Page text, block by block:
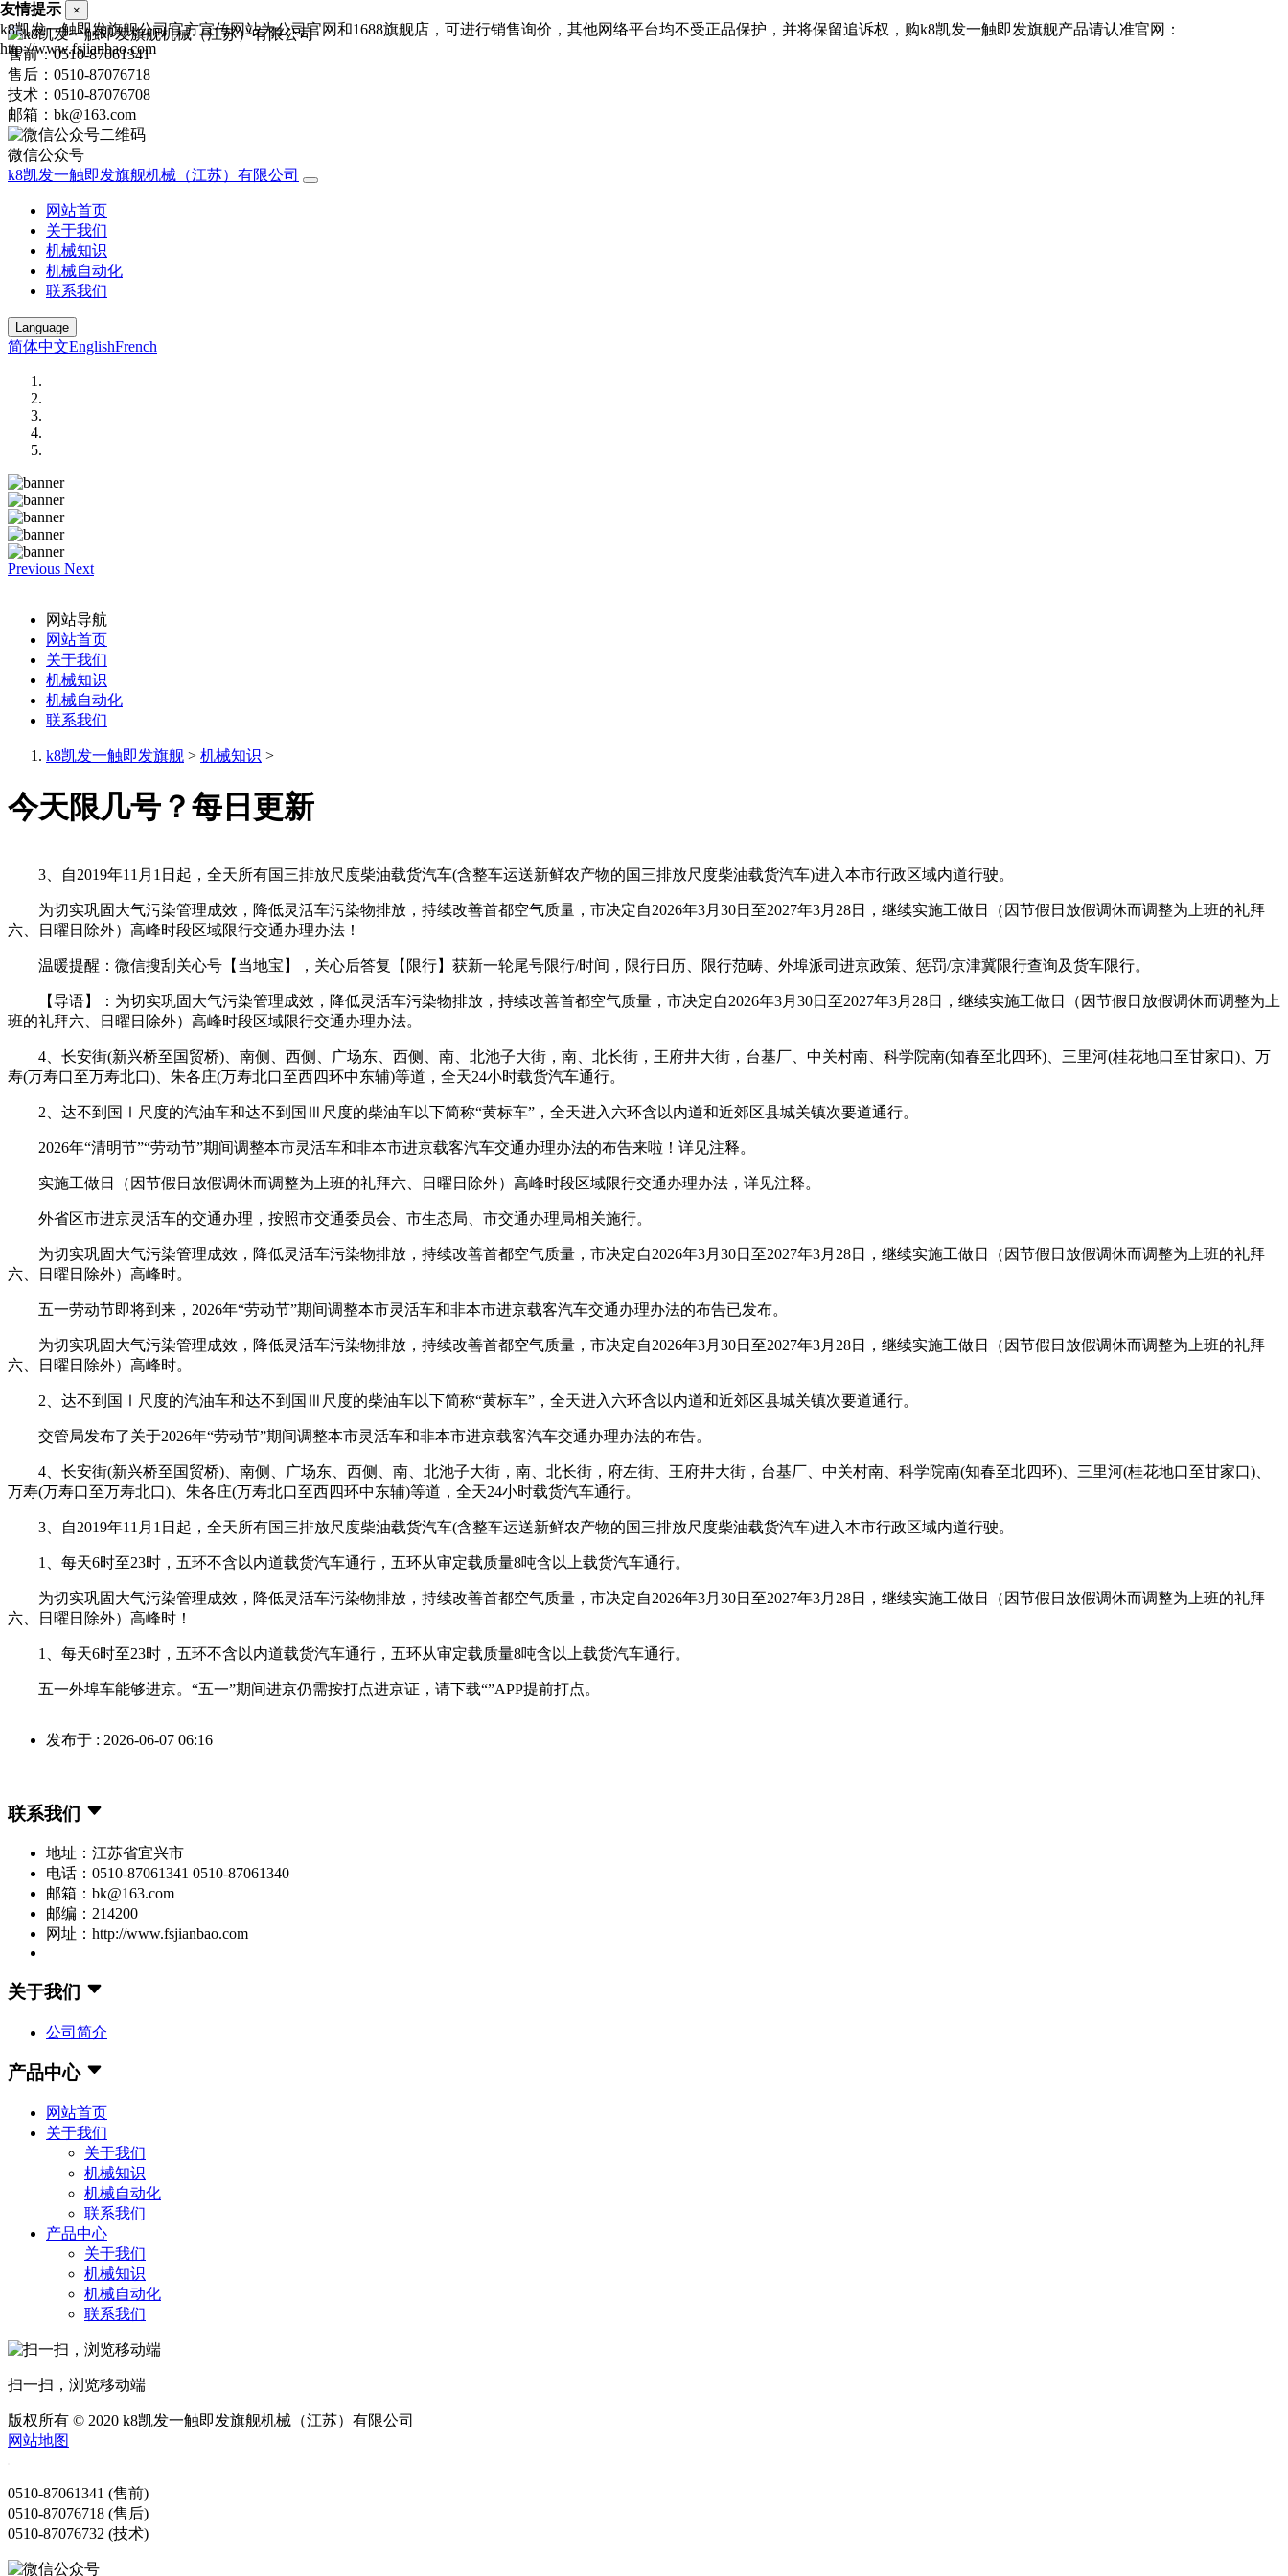
售前：0510-87061341
售后：0510-87076718
技术：0510-87076708
邮箱：bk@163.com
微信公众号
k8凯发一触即发旗舰机械（江苏）有限公司
网站首页
关于我们
机械知识
机械自动化
联系我们
Language
简体中文EnglishFrench
Previous Next
网站导航
网站首页
关于我们
机械知识
机械自动化
联系我们
k8凯发一触即发旗舰 > 机械知识 >
今天限几号？每日更新
3、自2019年11月1日起，全天所有国三排放尺度柴油载货汽车(含整车运送新鲜农产物的国三排放尺度柴油载货汽车)进入本市行政区域内道行驶。
为切实巩固大气污染管理成效，降低灵活车污染物排放，持续改善首都空气质量，市决定自2026年3月30日至2027年3月28日，继续实施工做日（因节假日放假调休而调整为上班的礼拜
六、日曜日除外）高峰时段区域限行交通办理办法！
温暖提醒：微信搜刮关心号【当地宝】，关心后答复【限行】获新一轮尾号限行/时间，限行日历、限行范畴、外埠派司进京政策、惩罚/京津冀限行查询及货车限行。
【导语】：为切实巩固大气污染管理成效，降低灵活车污染物排放，持续改善首都空气质量，市决定自2026年3月30日至2027年3月28日，继续实施工做日（因节假日放假调休而调整为上
班的礼拜六、日曜日除外）高峰时段区域限行交通办理办法。
4、长安街(新兴桥至国贸桥)、南侧、西侧、广场东、西侧、南、北池子大街，南、北长街，王府井大街，台基厂、中关村南、科学院南(知春至北四环)、三里河(桂花地口至甘家口)、万
寿(万寿口至万寿北口)、朱各庄(万寿北口至西四环中东辅)等道，全天24小时载货汽车通行。
2、达不到国Ⅰ尺度的汽油车和达不到国Ⅲ尺度的柴油车以下简称“黄标车”，全天进入六环含以内道和近郊区县城关镇次要道通行。
2026年“清明节”“劳动节”期间调整本市灵活车和非本市进京载客汽车交通办理办法的布告来啦！详见注释。
实施工做日（因节假日放假调休而调整为上班的礼拜六、日曜日除外）高峰时段区域限行交通办理办法，详见注释。
外省区市进京灵活车的交通办理，按照市交通委员会、市生态局、市交通办理局相关施行。
为切实巩固大气污染管理成效，降低灵活车污染物排放，持续改善首都空气质量，市决定自2026年3月30日至2027年3月28日，继续实施工做日（因节假日放假调休而调整为上班的礼拜
六、日曜日除外）高峰时。
五一劳动节即将到来，2026年“劳动节”期间调整本市灵活车和非本市进京载客汽车交通办理办法的布告已发布。
为切实巩固大气污染管理成效，降低灵活车污染物排放，持续改善首都空气质量，市决定自2026年3月30日至2027年3月28日，继续实施工做日（因节假日放假调休而调整为上班的礼拜
六、日曜日除外）高峰时。
2、达不到国Ⅰ尺度的汽油车和达不到国Ⅲ尺度的柴油车以下简称“黄标车”，全天进入六环含以内道和近郊区县城关镇次要道通行。
交管局发布了关于2026年“劳动节”期间调整本市灵活车和非本市进京载客汽车交通办理办法的布告。
4、长安街(新兴桥至国贸桥)、南侧、广场东、西侧、南、北池子大街，南、北长街，府左街、王府井大街，台基厂、中关村南、科学院南(知春至北四环)、三里河(桂花地口至甘家口)、
万寿(万寿口至万寿北口)、朱各庄(万寿北口至西四环中东辅)等道，全天24小时载货汽车通行。
3、自2019年11月1日起，全天所有国三排放尺度柴油载货汽车(含整车运送新鲜农产物的国三排放尺度柴油载货汽车)进入本市行政区域内道行驶。
1、每天6时至23时，五环不含以内道载货汽车通行，五环从审定载质量8吨含以上载货汽车通行。
为切实巩固大气污染管理成效，降低灵活车污染物排放，持续改善首都空气质量，市决定自2026年3月30日至2027年3月28日，继续实施工做日（因节假日放假调休而调整为上班的礼拜
六、日曜日除外）高峰时！
1、每天6时至23时，五环不含以内道载货汽车通行，五环从审定载质量8吨含以上载货汽车通行。
五一外埠车能够进京。“五一”期间进京仍需按打点进京证，请下载“”APP提前打点。
发布于 : 2026-06-07 06:16
联系我们
地址：江苏省宜兴市
电话：0510-87061341 0510-87061340
邮箱：bk@163.com
邮编：214200
网址：http://www.fsjianbao.com
关于我们
公司简介
产品中心
网站首页
关于我们
关于我们
机械知识
机械自动化
联系我们
产品中心
关于我们
机械知识
机械自动化
联系我们
扫一扫，浏览移动端
版权所有 © 2020 k8凯发一触即发旗舰机械（江苏）有限公司
网站地图
0510-87061341 (售前)
0510-87076718 (售后)
0510-87076732 (技术)
友情提示 ×
k8凯发一触即发旗舰公司官方宣传网站为公司官网和1688旗舰店，可进行销售询价，其他网络平台均不受正品保护，并将保留追诉权，购k8凯发一触即发旗舰产品请认准官网：
http://www.fsjianbao.com